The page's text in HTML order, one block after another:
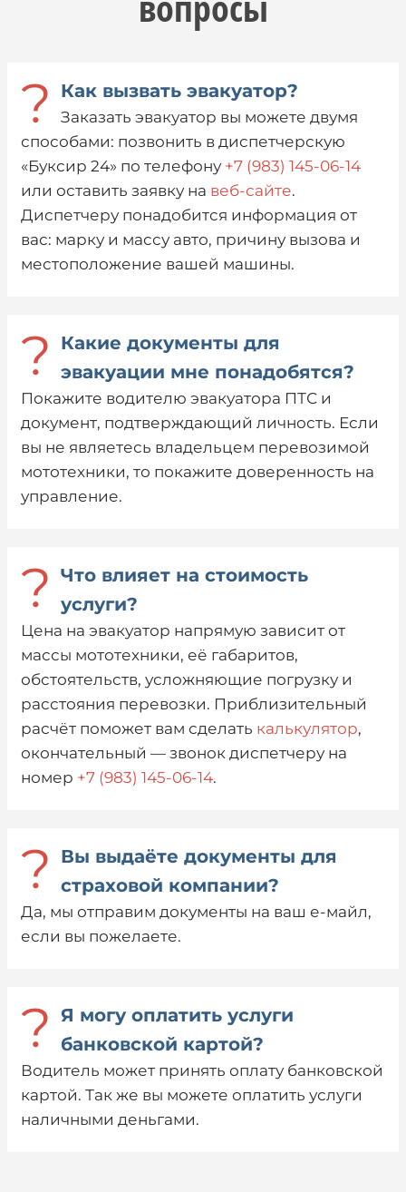
? Как вызвать эвакуатор?
Заказать эвакуатор вы можете двумя
способами: позвонить в диспетчерскую
«Буксир 24» по телефону +7 (983) 145-06-14
или оставить заявку на веб-сайте.
Диспетчеру понадобится информация от
вас: марку и массу авто, причину вызова и
местоположение вашей машины.
?
Какие документы для
эвакуации мне понадобятся?
Покажите водителю эвакуатора ПТС и
документ, подтверждающий личность. Если
вы не являетесь владельцем перевозимой
мототехники, то покажите доверенность на
управление.
? Что влияет на стоимость
услуги?
Цена на эвакуатор напрямую зависит от
массы мототехники, её габаритов,
обстоятельств, усложняющие погрузку и
расстояния перевозки. Приблизительный
расчёт поможет вам сделать калькулятор,
окончательный — звонок диспетчеру на
номер +7 (983) 145-06-14.
?
Вы выдаёте документы для
страховой компании?
Да, мы отправим документы на ваш е-майл,
если вы пожелаете.
? Я могу оплатить услуги
банковской картой?
Водитель может принять оплату банковской
картой. Так же вы можете оплатить услуги
наличными деньгами.